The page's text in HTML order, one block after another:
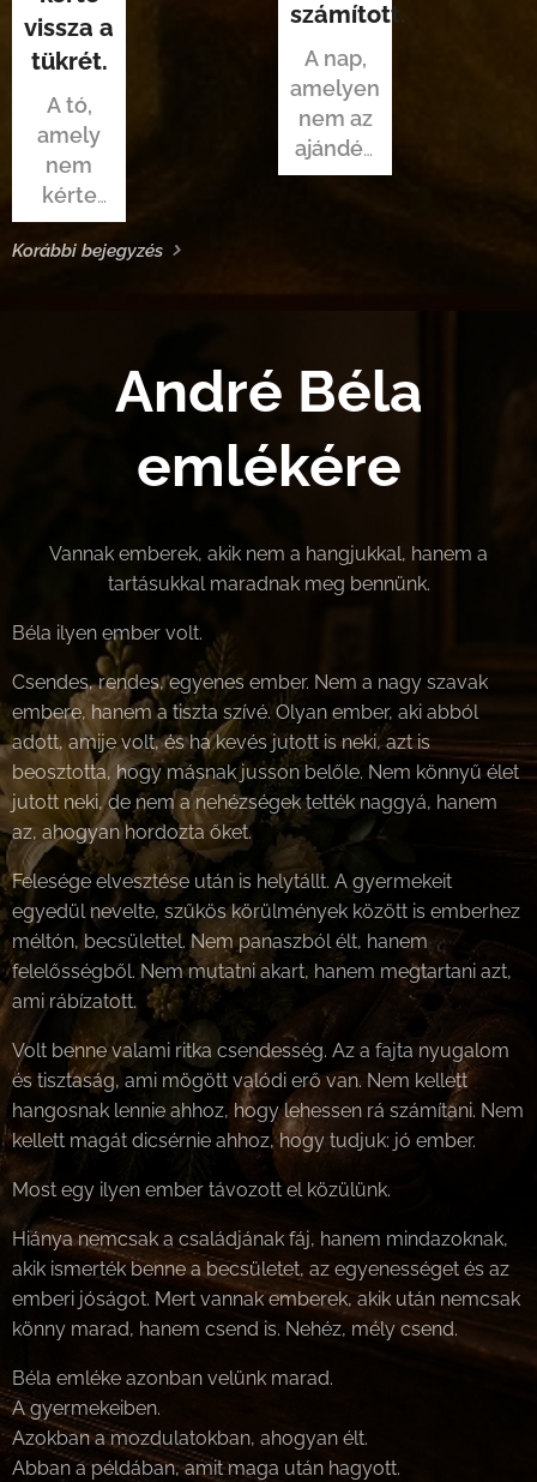
vissza a
tükrét.
A tó,
amely
nem
kérte
vissza a
tükrét.
számított.
A nap,
amelyen
nem az
ajándék
számított
Korábbi bejegyzés
André Béla
emlékére
Vannak emberek, akik nem a hangjukkal, hanem a
tartásukkal maradnak meg bennünk.
Béla ilyen ember volt.
Csendes, rendes, egyenes ember. Nem a nagy szavak
embere, hanem a tiszta szívé. Olyan ember, aki abból
adott, amije volt, és ha kevés jutott is neki, azt is
beosztotta, hogy másnak jusson belőle. Nem könnyű élet
jutott neki, de nem a nehézségek tették naggyá, hanem
az, ahogyan hordozta őket.
Felesége elvesztése után is helytállt. A gyermekeit
egyedül nevelte, szűkös körülmények között is emberhez
méltón, becsülettel. Nem panaszból élt, hanem
felelősségből. Nem mutatni akart, hanem megtartani azt,
ami rábízatott.
Volt benne valami ritka csendesség. Az a fajta nyugalom
és tisztaság, ami mögött valódi erő van. Nem kellett
hangosnak lennie ahhoz, hogy lehessen rá számítani. Nem
kellett magát dicsérnie ahhoz, hogy tudjuk: jó ember.
Most egy ilyen ember távozott el közülünk.
Hiánya nemcsak a családjának fáj, hanem mindazoknak,
akik ismerték benne a becsületet, az egyenességet és az
emberi jóságot. Mert vannak emberek, akik után nemcsak
könny marad, hanem csend is. Nehéz, mély csend.
Béla emléke azonban velünk marad.
A gyermekeiben.
Azokban a mozdulatokban, ahogyan élt.
Abban a példában, amit maga után hagyott.